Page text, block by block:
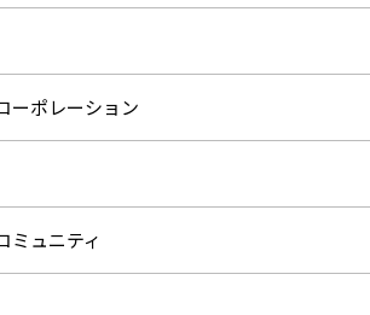
ーポレーション
ミュニティ